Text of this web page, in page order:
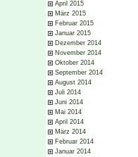
April 2015
März 2015
Februar 2015
Januar 2015
Dezember 2014
November 2014
Oktober 2014
September 2014
August 2014
Juli 2014
Juni 2014
Mai 2014
April 2014
März 2014
Februar 2014
Januar 2014